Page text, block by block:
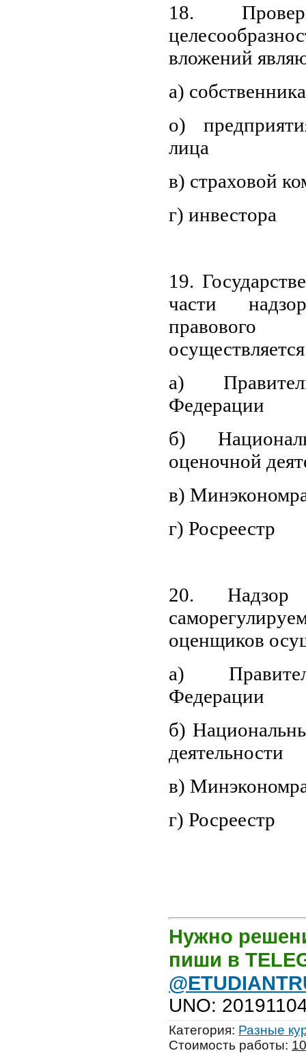
18.
вложений
а) собственника
о)
лица
в) страховой
г) инвестора
19.
части
а)
Федерации
б)
оценочной
в)
г) Росреестр
20. Надзор
оценщиков
а)
Федерации
б)
деятельности
в)
г) Росреестр
Нужно
пиши в
UNO:
Категория: Разные
Стоимость работы: